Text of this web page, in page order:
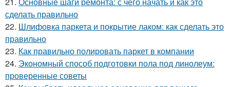
сделать правильно
22. Шлифовка паркета и покрытие лаком: как сделать это
правильно
23. Как правильно полировать паркет в компании
24. Экономный способ подготовки пола под линолеум:
проверенные советы